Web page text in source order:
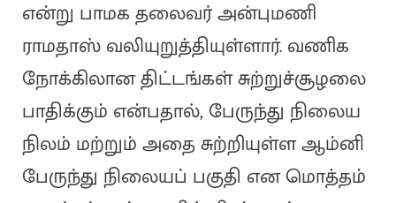
என்று பாமக தலைவர் அன்புமணி
ராமதாஸ் வலியுறுத்தியுள்ளார். வணிக
நோக்கிலான திட்டங்கள் சுற்றுச்சூழலை
பாதிக்கும் என்பதால், பேருந்து நிலைய
நிலம் மற்றும் அதை சுற்றியுள்ள ஆம்னி
பேருந்து நிலையப் பகுதி என மொத்தம்